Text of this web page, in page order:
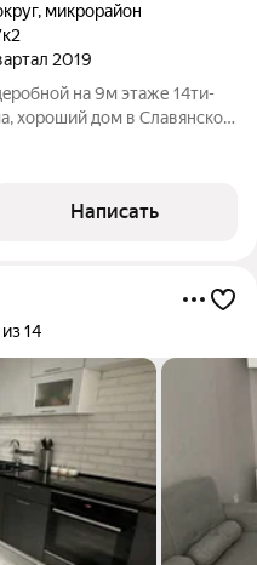
, микрорайон
2019
нa 9м этаже 14ти-
хороший дом в Славянском
площадь квартиpы 44
18 кв.м. caнузeл
Написать
14